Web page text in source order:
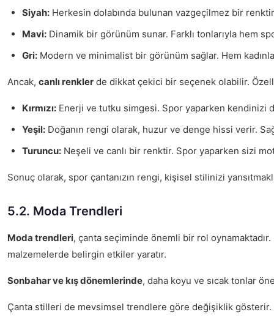
Siyah: Herkesin dolabında bulunan vazgeçilmez bir
Mavi: Dinamik bir görünüm sunar. Farklı tonlarıyla hem
Gri: Modern ve minimalist bir görünüm sağlar. Hem
Ancak, canlı renkler de dikkat çekici bir seçenek olabilir.
Kırmızı: Enerji ve tutku simgesi. Spor yaparken kendinizi
Yeşil: Doğanın rengi olarak, huzur ve denge hissi verir.
Turuncu: Neşeli ve canlı bir renktir. Spor yaparken sizi
Sonuç olarak, spor çantanızın rengi, kişisel stilinizi
5.2. Moda Trendleri
Moda trendleri, çanta seçiminde önemli bir rol oynamaktadır.
malzemelerde belirgin etkiler yaratır.
Sonbahar ve kış dönemlerinde, daha koyu ve sıcak tonlar
Çanta stilleri de mevsimsel trendlere göre değişiklik gösterir.